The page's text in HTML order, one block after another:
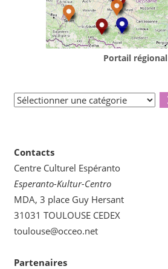
Portail régional
Sélectionner
Contacts
Centre Culturel Espéranto
Esperanto-Kultur-Centro
MDA, 3 place Guy Hersant
31031 TOULOUSE CEDEX
toulouse@occeo.net
Partenaires